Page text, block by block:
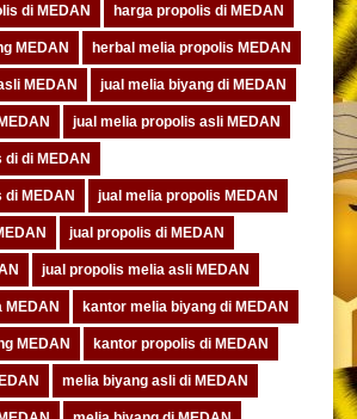
di MEDAN harga propolis di MEDAN
MEDAN herbal melia propolis MEDAN
MEDAN jual melia biyang di MEDAN
jual melia propolis asli MEDAN
di MEDAN
MEDAN jual melia propolis MEDAN
jual propolis di MEDAN
jual propolis melia asli MEDAN
MEDAN kantor melia biyang di MEDAN
MEDAN kantor propolis di MEDAN
melia biyang asli di MEDAN